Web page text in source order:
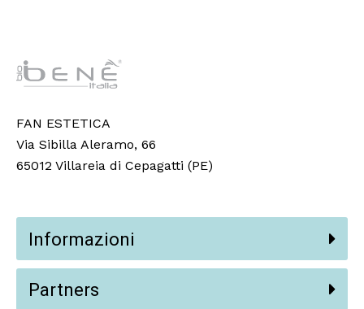
FAN ESTETICA
Via Sibilla Aleramo, 66
65012 Villareia di Cepagatti (PE)
Informazioni
Partners